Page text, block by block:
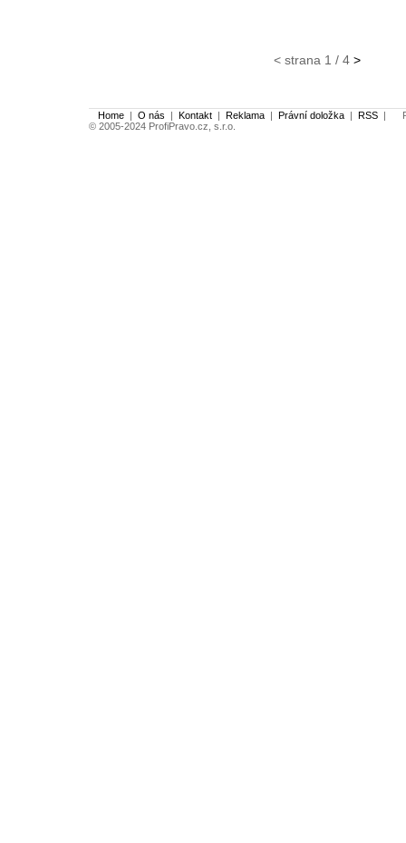
< strana 1 / 4 >
Home | O nás | Kontakt | Reklama | Právní doložka | RSS |
© 2005-2024 ProfiPravo.cz, s.r.o.